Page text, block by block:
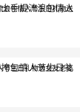
手提流浪包情人
包情人节生日礼